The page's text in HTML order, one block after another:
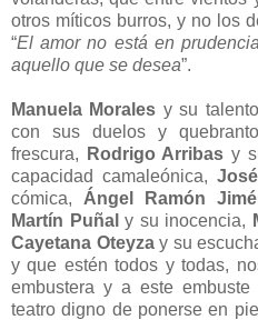
otros míticos burros, y no los
“El amor no está en
aquello que se desea”.
Manuela Morales y su
con sus duelos y
frescura,
Rodrigo Arribas y
capacidad camaleónica,
cómica, Ángel Ramón
Martín Puñal y su inocencia,
Cayetana Oteyzay su
y que estén todos y todas,
embustera y a este
teatro digno de ponerse en